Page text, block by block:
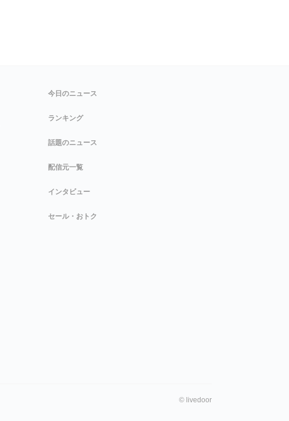
今日のニュース
ランキング
話題のニュース
配信元一覧
インタビュー
セール・おトク
© livedoor